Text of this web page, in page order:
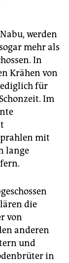
werden
mehr als
In
Krähen von
für
Im
prahlen mit
lange
die
von
anderen
und
in